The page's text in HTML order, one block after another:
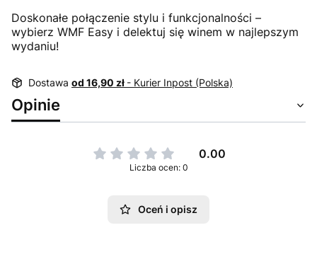
Doskonałe połączenie stylu i funkcjonalności –
wybierz WMF Easy i delektuj się winem w najlepszym
wydaniu!
Dostawa od 16,90 zł - Kurier Inpost (Polska)
Opinie
0.00
Liczba ocen: 0
Oceń i opisz